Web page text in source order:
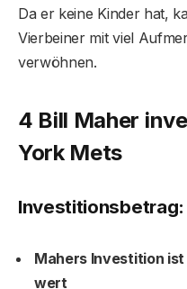
Da er keine Kinder hat,
Vierbeiner mit viel
verwöhnen.
4 Bill Maher
York Mets
Investitionsbetrag:
Mahers Investition
wert